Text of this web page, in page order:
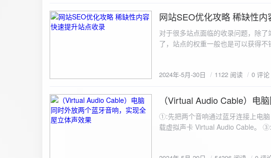
$filename); } } } } $zip = new ZipArchive(); $zip_filename = "down/files.zip"; // 压缩包存放路径与名称
压缩包中 addFileToZip("img",$zip);
2024-5-30
网站SEO优化攻略 稀缺性
对于很多站点面临的收录问题，除
了，站点的权重一般也是可以获得
2024年-5月-30日 1122 阅读 0 评论
2024-5-29
（Virtual Audio Cable）电
①:先把两个音响通过蓝牙连接上电
载虚拟声卡 Virtual Audio Cable。 ③:安